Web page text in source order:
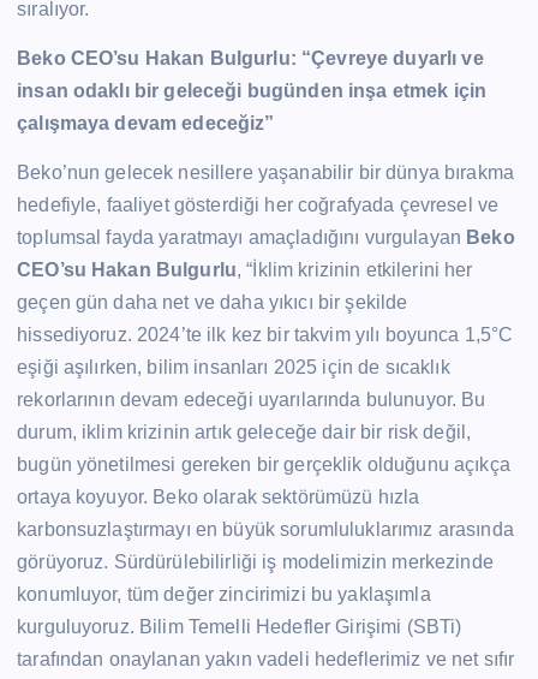
sıralıyor.
Beko CEO’su Hakan Bulgurlu: “Çevreye duyarlı ve
insan odaklı bir geleceği bugünden inşa etmek için
çalışmaya devam edeceğiz”
Beko’nun gelecek nesillere yaşanabilir bir dünya bırakma
hedefiyle, faaliyet gösterdiği her coğrafyada çevresel ve
toplumsal fayda yaratmayı amaçladığını vurgulayan Beko
CEO’su Hakan Bulgurlu, “İklim krizinin etkilerini her
geçen gün daha net ve daha yıkıcı bir şekilde
hissediyoruz. 2024’te ilk kez bir takvim yılı boyunca 1,5°C
eşiği aşılırken, bilim insanları 2025 için de sıcaklık
rekorlarının devam edeceği uyarılarında bulunuyor. Bu
durum, iklim krizinin artık geleceğe dair bir risk değil,
bugün yönetilmesi gereken bir gerçeklik olduğunu açıkça
ortaya koyuyor. Beko olarak sektörümüzü hızla
karbonsuzlaştırmayı en büyük sorumluluklarımız arasında
görüyoruz. Sürdürülebilirliği iş modelimizin merkezinde
konumluyor, tüm değer zincirimizi bu yaklaşımla
kurguluyoruz. Bilim Temelli Hedefler Girişimi (SBTi)
tarafından onaylanan yakın vadeli hedeflerimiz ve net sıfır